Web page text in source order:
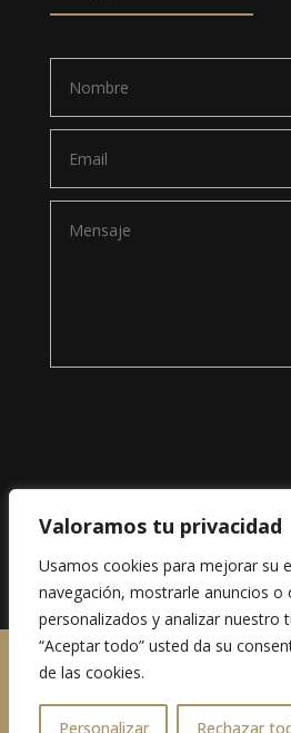
Valoramos tu privacidad
Usamos cookies para mejorar su
navegación, mostrarle anuncios o
personalizados y analizar nuestro
“Aceptar todo” usted da su
de las cookies.
Personalizar Rechazar
Aviso Legal
Política de
Política de
Los derechos están reservados.